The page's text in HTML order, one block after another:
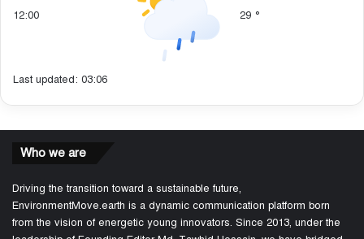
12:00 29 °
Last updated: 03:06
Who we are
Driving the transition toward a sustainable future,
EnvironmentMove.earth is a dynamic communication platform born
from the vision of energetic young innovators. Since 2013, under the